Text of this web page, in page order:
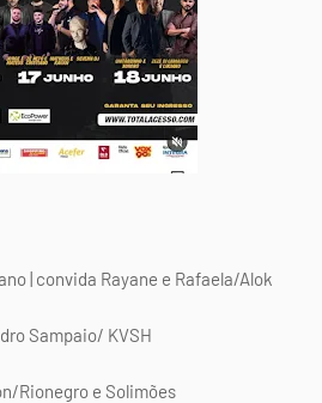
| convida Rayane e Rafaela/Alok
Sampaio/ KVSH
Rionegro e Solimões